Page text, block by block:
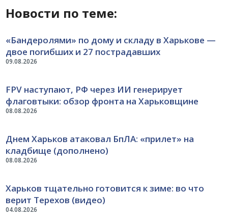
Новости по теме:
09.08.2026
«Бандеролями» по дому и складу в Харькове —
двое погибших и 27 пострадавших
08.08.2026
FPV наступают, РФ через ИИ генерирует
флаговтыки: обзор фронта на Харьковщине
08.08.2026
Днем Харьков атаковал БпЛА: «прилет» на
кладбище (дополнено)
04.08.2026
Харьков тщательно готовится к зиме: во что
верит Терехов (видео)